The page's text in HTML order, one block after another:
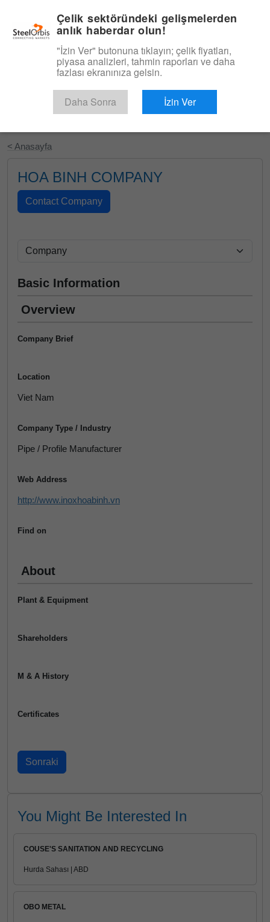
Ücretsiz Deneyin
< Anasayfa
HOA BINH COMPANY
Basic Information
Overview
Company Brief
Location
Viet Nam
Company Type / Industry
Pipe / Profile Manufacturer
Web Address
http://www.inoxhoabinh.vn
Find on
About
Plant & Equipment
Shareholders
M & A History
Certificates
You Might Be Interested In
COUSE'S SANITATION AND RECYCLING
Hurda Sahası | ABD
OBO METAL
Çelik sektöründeki gelişmelerden
anlık haberdar olun!
"İzin Ver" butonuna tıklayın; çelik fiyatları,
piyasa analizleri, tahmin raporları ve daha
fazlası ekranınıza gelsin.
Daha Sonra İzin Ver